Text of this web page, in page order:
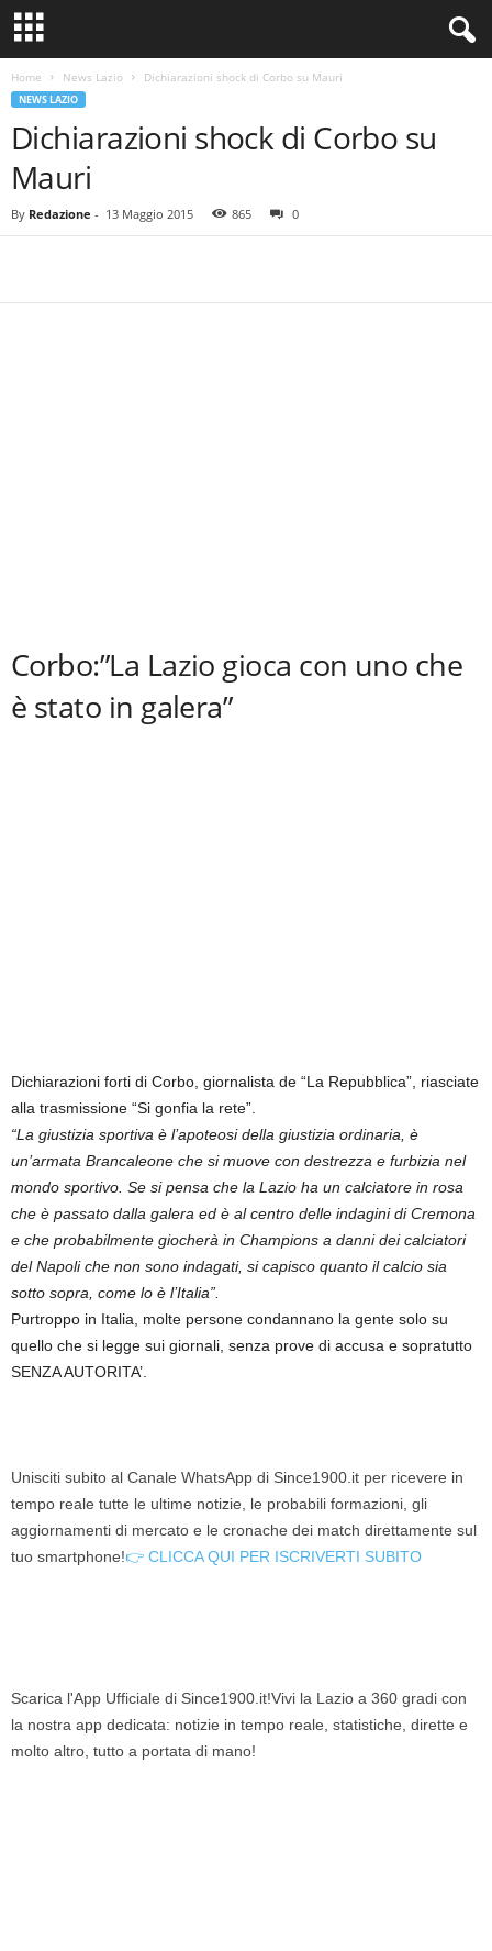
Home News Lazio Dichiarazioni shock di Corbo su Mauri
NEWS LAZIO
Dichiarazioni shock di Corbo su
Mauri
By Redazione - 13 Maggio 2015 865 0
Corbo:”La Lazio gioca con uno che
è stato in galera”
Dichiarazioni forti di Corbo, giornalista de “La Repubblica”, riasciate
alla trasmissione “Si gonfia la rete”.
“La giustizia sportiva è l’apoteosi della giustizia ordinaria, è
un’armata Brancaleone che si muove con destrezza e furbizia nel
mondo sportivo. Se si pensa che la Lazio ha un calciatore in rosa
che è passato dalla galera ed è al centro delle indagini di Cremona
e che probabilmente giocherà in Champions a danni dei calciatori
del Napoli che non sono indagati, si capisco quanto il calcio sia
sotto sopra, come lo è l’Italia”.
Purtroppo in Italia, molte persone condannano la gente solo su
quello che si legge sui giornali, senza prove di accusa e sopratutto
SENZA AUTORITA’.
Unisciti subito al Canale WhatsApp di Since1900.it per ricevere in
tempo reale tutte le ultime notizie, le probabili formazioni, gli
aggiornamenti di mercato e le cronache dei match direttamente sul
tuo smartphone!👉 CLICCA QUI PER ISCRIVERTI SUBITO
Scarica l'App Ufficiale di Since1900.it!Vivi la Lazio a 360 gradi con
la nostra app dedicata: notizie in tempo reale, statistiche, dirette e
molto altro, tutto a portata di mano!